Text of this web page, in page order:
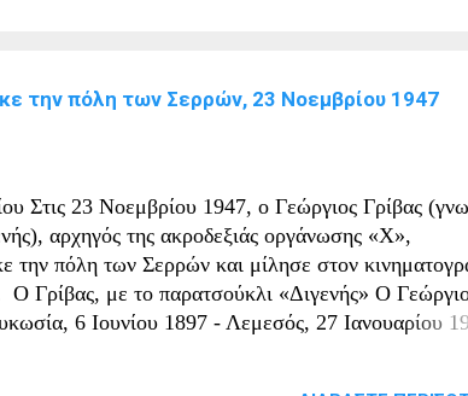
την πόλη των Σερρών, 23 Νοεμβρίου 1947
Στις 23 Νοεμβρίου 1947, ο Γεώργιος Γρίβας
αρχηγός της ακροδεξιάς οργάνωσης «Χ»,
την πόλη των Σερρών και μίλησε στον
Ο Γρίβας, με το παρατσούκλι «Διγενής» Ο
6 Ιουνίου 1897 - Λεμεσός, 27 Ιανουαρίου